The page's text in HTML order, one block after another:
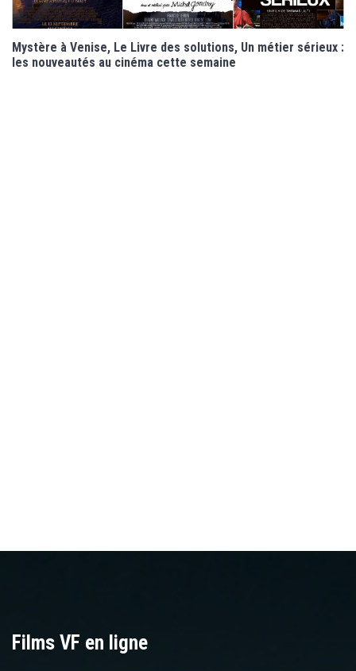
Mystère à Venise, Le Livre des solutions, Un métier sérieux :
les nouveautés au cinéma cette semaine
Films VF en ligne